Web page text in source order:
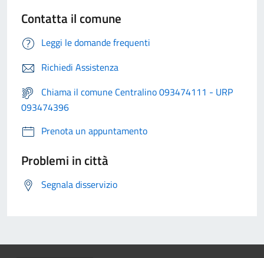
Contatta il comune
Leggi le domande frequenti
Richiedi Assistenza
Chiama il comune Centralino 093474111 - URP
093474396
Prenota un appuntamento
Problemi in città
Segnala disservizio